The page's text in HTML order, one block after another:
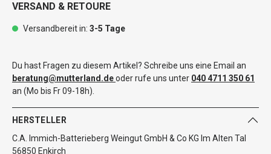
VERSAND & RETOURE
Versandbereit in: 3-5 Tage
Du hast Fragen zu diesem Artikel? Schreibe uns eine Email an
beratung@mutterland.deoder rufe uns unter 040 4711 350 61
an (Mo bis Fr 09-18h).
HERSTELLER
C.A. Immich-Batterieberg Weingut GmbH & Co KG Im Alten Tal
56850 Enkirch